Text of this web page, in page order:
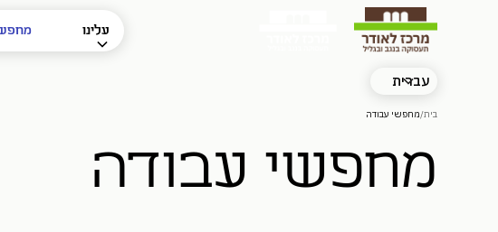
עלינו
עברית
בית/מחפשי עבודה
מחפשי עבודה